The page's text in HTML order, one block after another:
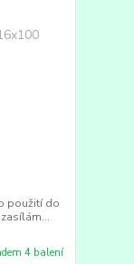
použití do
4 balení